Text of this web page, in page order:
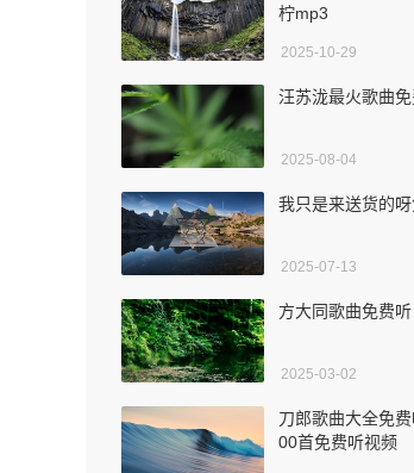
柠mp3
2025-10-29
汪苏泷最火歌曲
2025-08-04
我只是来送货的
2025-07-13
方大同歌曲免费
2025-03-02
刀郎歌曲大全免
00首免费听视频